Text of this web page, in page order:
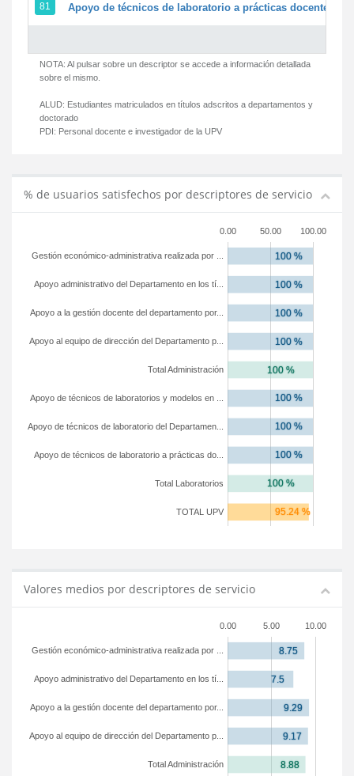
81 Apoyo de técnicos de laboratorio a prácticas docentes y
NOTA: Al pulsar sobre un descriptor se accede a información detallada
sobre el mismo.
ALUD: Estudiantes matriculados en títulos adscritos a departamentos y
doctorado
PDI: Personal docente e investigador de la UPV
% de usuarios satisfechos por descriptores de servicio
0.00 50.00 100.00
TOTAL UPV
Total Laboratorios
Apoyo de técnicos de laboratorio a prácticas do...
Apoyo de técnicos de laboratorio del Departamen...
Apoyo de técnicos de laboratorios y modelos en ...
Total Administración
Apoyo al equipo de dirección del Departamento p...
Apoyo a la gestión docente del departamento por...
Apoyo administrativo del Departamento en los tí...
Gestión económico-administrativa realizada por ...
Valores medios por descriptores de servicio
0.00 5.00 10.00
Total Administración
Apoyo al equipo de dirección del Departamento p...
Apoyo a la gestión docente del departamento por...
Apoyo administrativo del Departamento en los tí...
Gestión económico-administrativa realizada por ...